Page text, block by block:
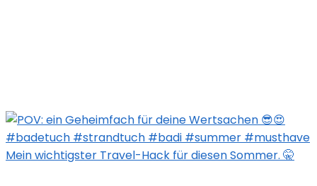
Mein wichtigster Travel-Hack für diesen Sommer. 🤫